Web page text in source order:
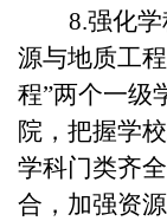
8.强化
源与地质工
程”两个一级
院，把握学
学科门类齐
合，加强资